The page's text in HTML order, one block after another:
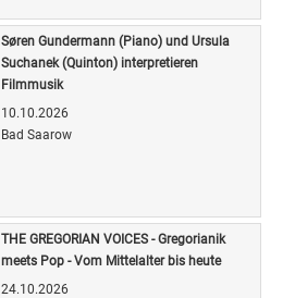
Søren Gundermann (Piano) und Ursula
Suchanek (Quinton) interpretieren
Filmmusik
10.10.2026
Bad Saarow
THE GREGORIAN VOICES - Gregorianik
meets Pop - Vom Mittelalter bis heute
24.10.2026